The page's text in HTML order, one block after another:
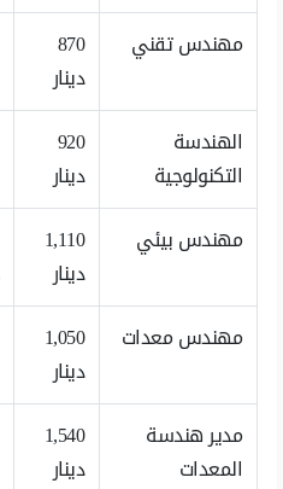
مهندس تقني
870
دينار
الهندسة
التكنولوجية
920
دينار
مهندس بيئي
1,110
دينار
مهندس معدات
1,050
دينار
مدير هندسة
المعدات
1,540
دينار